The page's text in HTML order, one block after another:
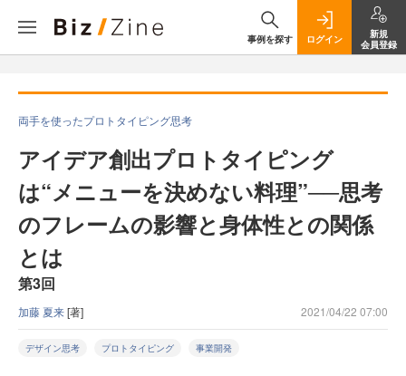
事例を探す ログイン
新規
会員登録
両手を使ったプロトタイピング思考
アイデア創出プロトタイピング
は“メニューを決めない料理”──思考
のフレームの影響と身体性との関係
とは
第3回
加藤 夏来[著] 2021/04/22 07:00
デザイン思考 プロトタイピング 事業開発